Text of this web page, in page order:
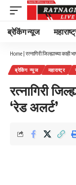
ब्रेकिंग न्यूज
Home | रत्नागिरी जिल्ह्याच्या काही
ब्रेकिंग न्यूज महाराष्ट्र
रत्नागिरी
‘रेड अलर्ट’